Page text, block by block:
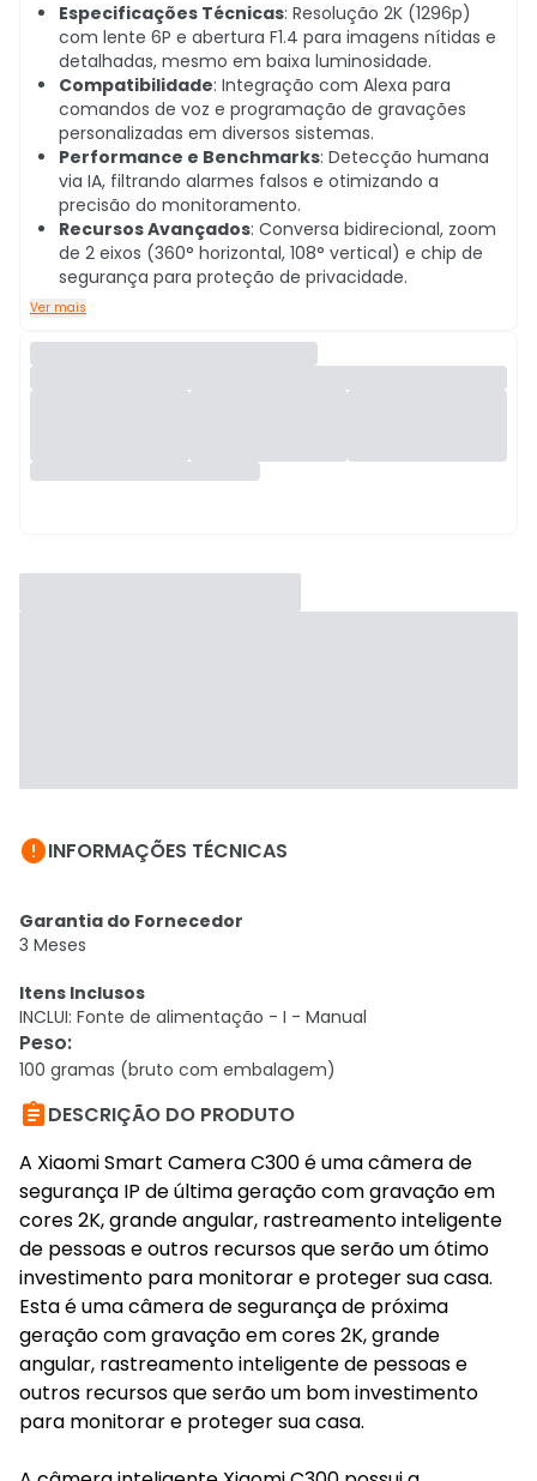
Especificações Técnicas: Resolução 2K (1296p)
com lente 6P e abertura F1.4 para imagens nítidas e
detalhadas, mesmo em baixa luminosidade.
Compatibilidade: Integração com Alexa para
comandos de voz e programação de gravações
personalizadas em diversos sistemas.
Performance e Benchmarks: Detecção humana
via IA, filtrando alarmes falsos e otimizando a
precisão do monitoramento.
Recursos Avançados: Conversa bidirecional, zoom
de 2 eixos (360° horizontal, 108° vertical) e chip de
segurança para proteção de privacidade.
Ver mais
INFORMAÇÕES TÉCNICAS
Garantia do Fornecedor
3 Meses
Itens Inclusos
INCLUI: Fonte de alimentação - I - Manual
Peso:
100 gramas (bruto com embalagem)
DESCRIÇÃO DO PRODUTO
A Xiaomi Smart Camera C300 é uma câmera de
segurança IP de última geração com gravação em
cores 2K, grande angular, rastreamento inteligente
de pessoas e outros recursos que serão um ótimo
investimento para monitorar e proteger sua casa.
Esta é uma câmera de segurança de próxima
geração com gravação em cores 2K, grande
angular, rastreamento inteligente de pessoas e
outros recursos que serão um bom investimento
para monitorar e proteger sua casa.